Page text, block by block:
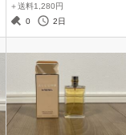
付き 小型アンプ 自宅練習
用
＋送料1,280円
0
2日